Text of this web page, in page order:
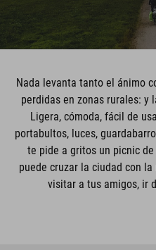
Nada levanta tanto el ánimo
perdidas en zonas rurales: y
Ligera, cómoda, fácil de
portabultos, luces,
te pide a gritos un picnic
puede cruzar la ciudad con
visitar a tus amigos, ir